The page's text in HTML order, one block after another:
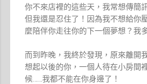
你不來店裡的這些天，我常想傳簡
但我還是忍住了！因為我不想給你
麼陪伴你走往你的下一個夢想？我
而到昨晚，我終於發現，原來離開
想起以後的你，一個人待在小房間
候……我都不能在你身邊了！